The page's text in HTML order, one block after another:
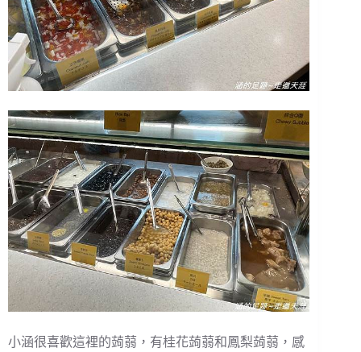
小涵很喜歡這裡的蒟蒻，有桂花蒟蒻和鳳梨蒟蒻，感